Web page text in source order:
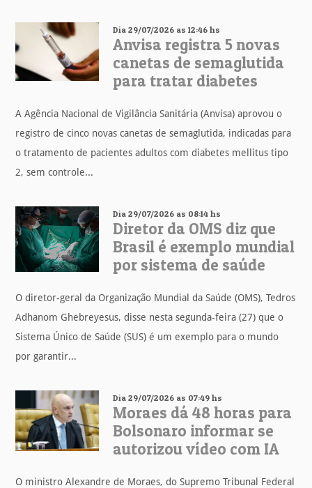
Dia 29/07/2026 as 12:46 hs
Anvisa registra 5 novas
canetas de semaglutida
para tratar diabetes
A Agência Nacional de Vigilância Sanitária (Anvisa) aprovou o
registro de cinco novas canetas de semaglutida, indicadas para
o tratamento de pacientes adultos com diabetes mellitus tipo
2, sem controle...
Dia 29/07/2026 as 08:14 hs
Diretor da OMS diz que
Brasil é exemplo mundial
por sistema de saúde
O diretor-geral da Organização Mundial da Saúde (OMS), Tedros
Adhanom Ghebreyesus, disse nesta segunda-feira (27) que o
Sistema Único de Saúde (SUS) é um exemplo para o mundo
por garantir...
Dia 29/07/2026 as 07:49 hs
Moraes dá 48 horas para
Bolsonaro informar se
autorizou vídeo com IA
O ministro Alexandre de Moraes, do Supremo Tribunal Federal